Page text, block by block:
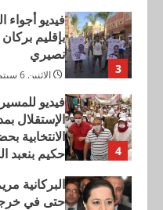
3
فيديو أجواء
بإقليم
نصيري
الإثنين 6 سبتمبر 2021
4
فيديو
الإستقلال
الانتخابية
حكيم بنعبد
الثلاثاء 31 أغسطس 2021
البركانية
حتى في